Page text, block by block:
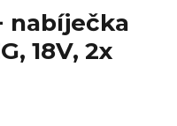
nabíječka
18V, 2x